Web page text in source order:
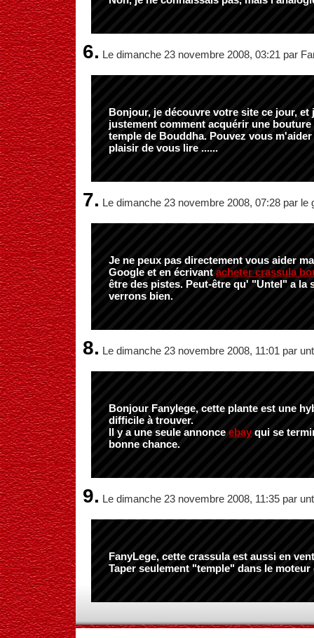
6. Le dimanche 23 novembre 2008, 03:21 par
Bonjour, je découvre votre site ce jour, et
justement comment acquérir une
temple de Bouddha. Pouvez vous
plaisir de vous lire ......
7. Le dimanche 23 novembre 2008, 07:28 par le
Je ne peux pas directement vous aider
Google et en écrivant acheter crassula
être des pistes. Peut-être qu' "Untel" a la
verrons bien.
8. Le dimanche 23 novembre 2008, 11:01 par
Bonjour Fanylege, cette plante est une
difficile à trouver.
Il y a une seule annonce ebay qui se
bonne chance.
9. Le dimanche 23 novembre 2008, 11:35 par
FanyLege, cette crassula est aussi en
Taper seulement "temple" dans le moteur